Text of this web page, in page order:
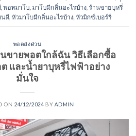
,พอทมาโบ,มาโบมีกลิ่นอะไรบ้าง,ร้านขายบุหรี่
นดี,หัวมาโบมีกลิ่นอะไรบ้าง,หัวมิกซ์เบอร์รี่
พอตส่งด่วน
ขายพอตใกล้ฉัน วิธีเลือกซื้อ
และน้ำยาบุหรี่ไฟฟ้าอย่าง
มั่นใจ
ON 24/12/2024 BY ADMIN